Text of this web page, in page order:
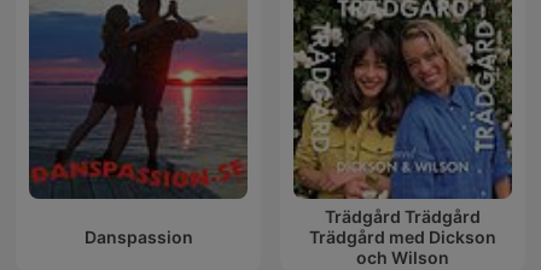
Danspassion
Trädgård Trädgård
Trädgård med Dickson
och Wilson